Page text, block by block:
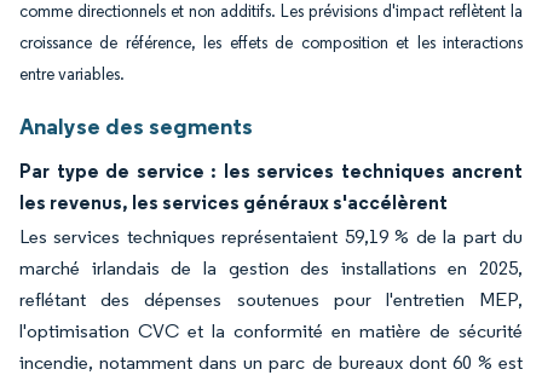
comme directionnels et non additifs. Les prévisions d'impact reflètent la
croissance de référence, les effets de composition et les interactions
entre variables.
Analyse des segments
Par type de service : les services techniques ancrent
les revenus, les services généraux s'accélèrent
Les services techniques représentaient 59,19 % de la part du
marché irlandais de la gestion des installations en 2025,
reflétant des dépenses soutenues pour l'entretien MEP,
l'optimisation CVC et la conformité en matière de sécurité
incendie, notamment dans un parc de bureaux dont 60 % est